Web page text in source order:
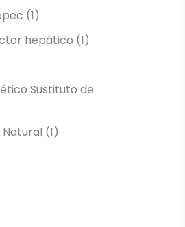
(1)
hepático (1)
Sustituto de
(1)